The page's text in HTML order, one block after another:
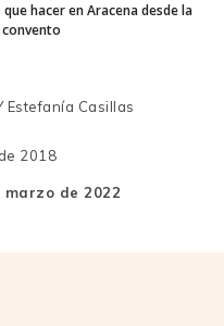
que hacer en Aracena desde la
Estefanía Casillas
2018
marzo de 2022